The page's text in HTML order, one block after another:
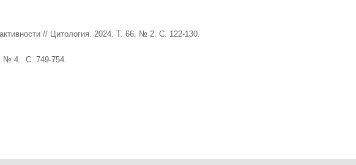
// Цитология. 2024. Т. 66. № 2. С. 122-130.
4.. С. 749-754.